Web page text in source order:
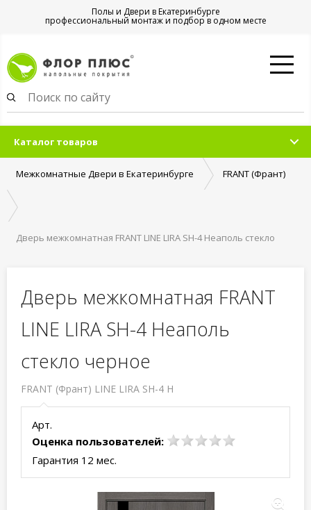
Полы и Двери в Екатеринбурге
профессиональный монтаж и подбор в одном месте
Каталог товаров
Межкомнатные Двери в Екатеринбурге FRANT (Франт)
Дверь межкомнатная FRANT LINE LIRA SH-4 Неаполь стекло
Дверь межкомнатная FRANT
LINE LIRA SH-4 Неаполь
стекло черное
FRANT (Франт) LINE LIRA SH-4 Н
Арт.
Оценка пользователей:
Гарантия 12 мес.